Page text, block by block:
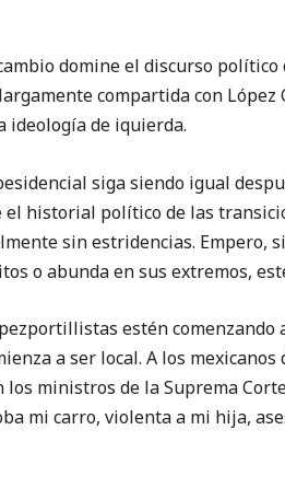
domine el discurso político
compartida con López
ideología de iquierda.
siga siendo igual
el historial político de las
sin estridencias. Empero,
o abunda en sus extremos,
estén comenzando
a ser local. A los mexicanos
ministros de la Suprema
mi carro, violenta a mi hija,